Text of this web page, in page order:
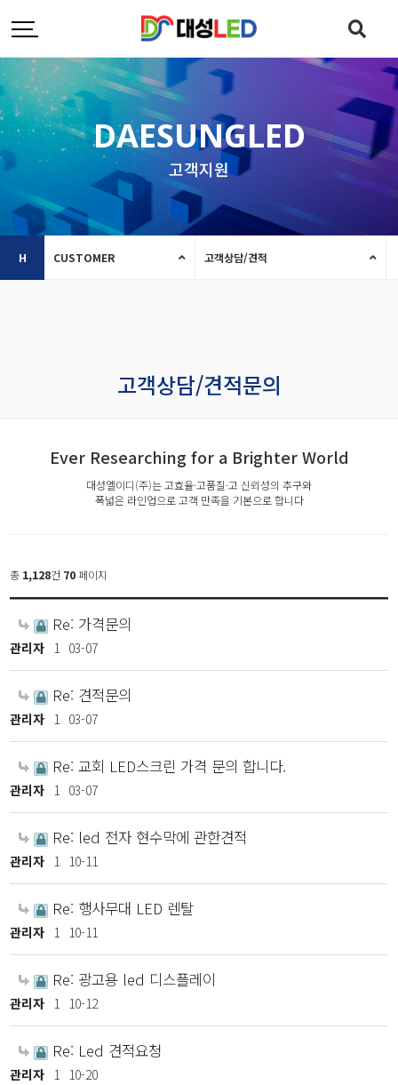
DAESUNGLED
고객지원
H CUSTOMER 고객상담/견적
고객상담/견적문의
Ever Researching for a Brighter World
대성엘이디(주)는 고효율·고품질·고 신뢰성의 추구와
폭넓은 라인업으로 고객 만족을 기본으로 합니다
총 1,128건 70 페이지
Re: 가격문의
관리자 1 03-07
Re: 견적문의
관리자 1 03-07
Re: 교회 LED스크린 가격 문의 합니다.
관리자 1 03-07
Re: led 전자 현수막에 관한견적
관리자 1 10-11
Re: 행사무대 LED 렌탈
관리자 1 10-11
Re: 광고용 led 디스플레이
관리자 1 10-12
Re: Led 견적요청
관리자 1 10-20